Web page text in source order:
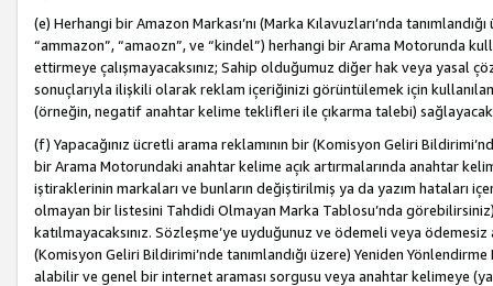
(e) Herhangi bir Amazon Markası’nı (Marka Kılavuzları’nda
“ammazon”, “amaozn”, ve “kindel”) herhangi bir Arama Motorunda
ettirmeye çalışmayacaksınız; Sahip olduğumuz diğer hak veya yasal
sonuçlarıyla ilişkili olarak reklam içeriğinizi görüntülemek için
(örneğin, negatif anahtar kelime teklifleri ile çıkarma talebi)
(f) Yapacağınız ücretli arama reklamının bir (Komisyon Geliri
bir Arama Motorundaki anahtar kelime açık artırmalarında anahtar
iştiraklerinin markaları ve bunların değiştirilmiş ya da yazım hataları
olmayan bir listesini Tahdidi Olmayan Marka Tablosu’nda
katılmayacaksınız. Sözleşme’ye uyduğunuz ve ödemeli veya
(Komisyon Geliri Bildirimi’nde tanımlandığı üzere) Yeniden
alabilir ve genel bir internet araması sorgusu veya anahtar kelimeye